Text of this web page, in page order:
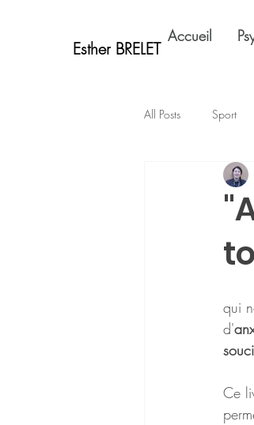
Accueil
Esther BRELET
All Posts Sport
Affirmation de soi
qui
d'
Ce